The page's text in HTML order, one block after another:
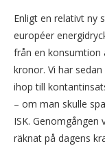
Enligt en relativt ny
européer
från en konsumtion
kronor. Vi har
ihop till
– om man skulle
ISK.
räknat på dagens